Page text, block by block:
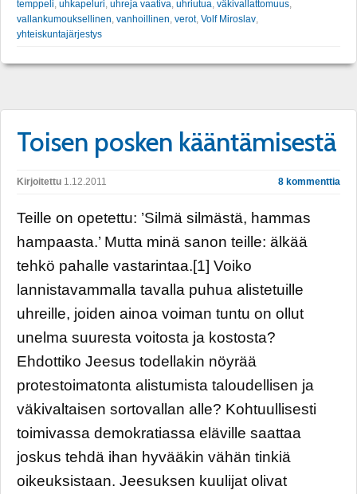
temppeli uhkapeluri uhreja vaativa uhriutua väkivallattomuus
vallankumouksellinen vanhoillinen verot, Volf Miroslav
yhteiskuntajärjestys
Toisen posken kääntämisestä
Kirjoitettu 1.12.2011 8 kommenttia
Teille on opetettu: ’Silmä silmästä, hammas
hampaasta.’ Mutta minä sanon teille: älkää
tehkö pahalle vastarintaa.[1] Voiko
lannistavammalla tavalla puhua alistetuille
uhreille, joiden ainoa voiman tuntu on ollut
unelma suuresta voitosta ja kostosta?
Ehdottiko Jeesus todellakin nöyrää
protestoimatonta alistumista taloudellisen ja
väkivaltaisen sortovallan alle? Kohtuullisesti
toimivassa demokratiassa eläville saattaa
joskus tehdä ihan hyvääkin vähän tinkiä
oikeuksistaan. Jeesuksen kuulijat olivat